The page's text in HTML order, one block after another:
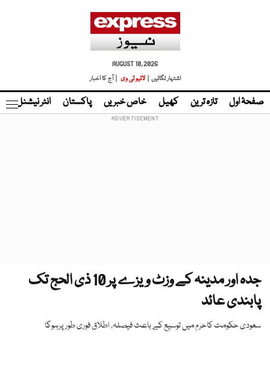
AUGUST 10, 2026
اشتہار لگائیں |
لائیو ٹی وی | آج کا اخبار
صفحۂ اول تازہ ترین کھیل خاص خبریں پاکستان انٹر نیشنل
جدہ اور مدینہ کے وزٹ ویزے پر 10 ذی الحج تک
پابندی عائد
سعودی حکومت کاحرم میں توسیع کے باعث فیصلہ، اطلاق فوری طور پرہوگا